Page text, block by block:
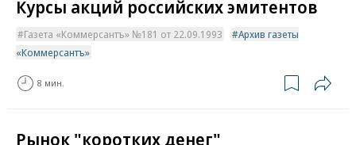
Курсы акций российских эмитентов
Газета «Коммерсантъ» №181 от 22.09.1993
Архив газеты
«Коммерсантъ»
8 мин.
Рынок "коротких денег"